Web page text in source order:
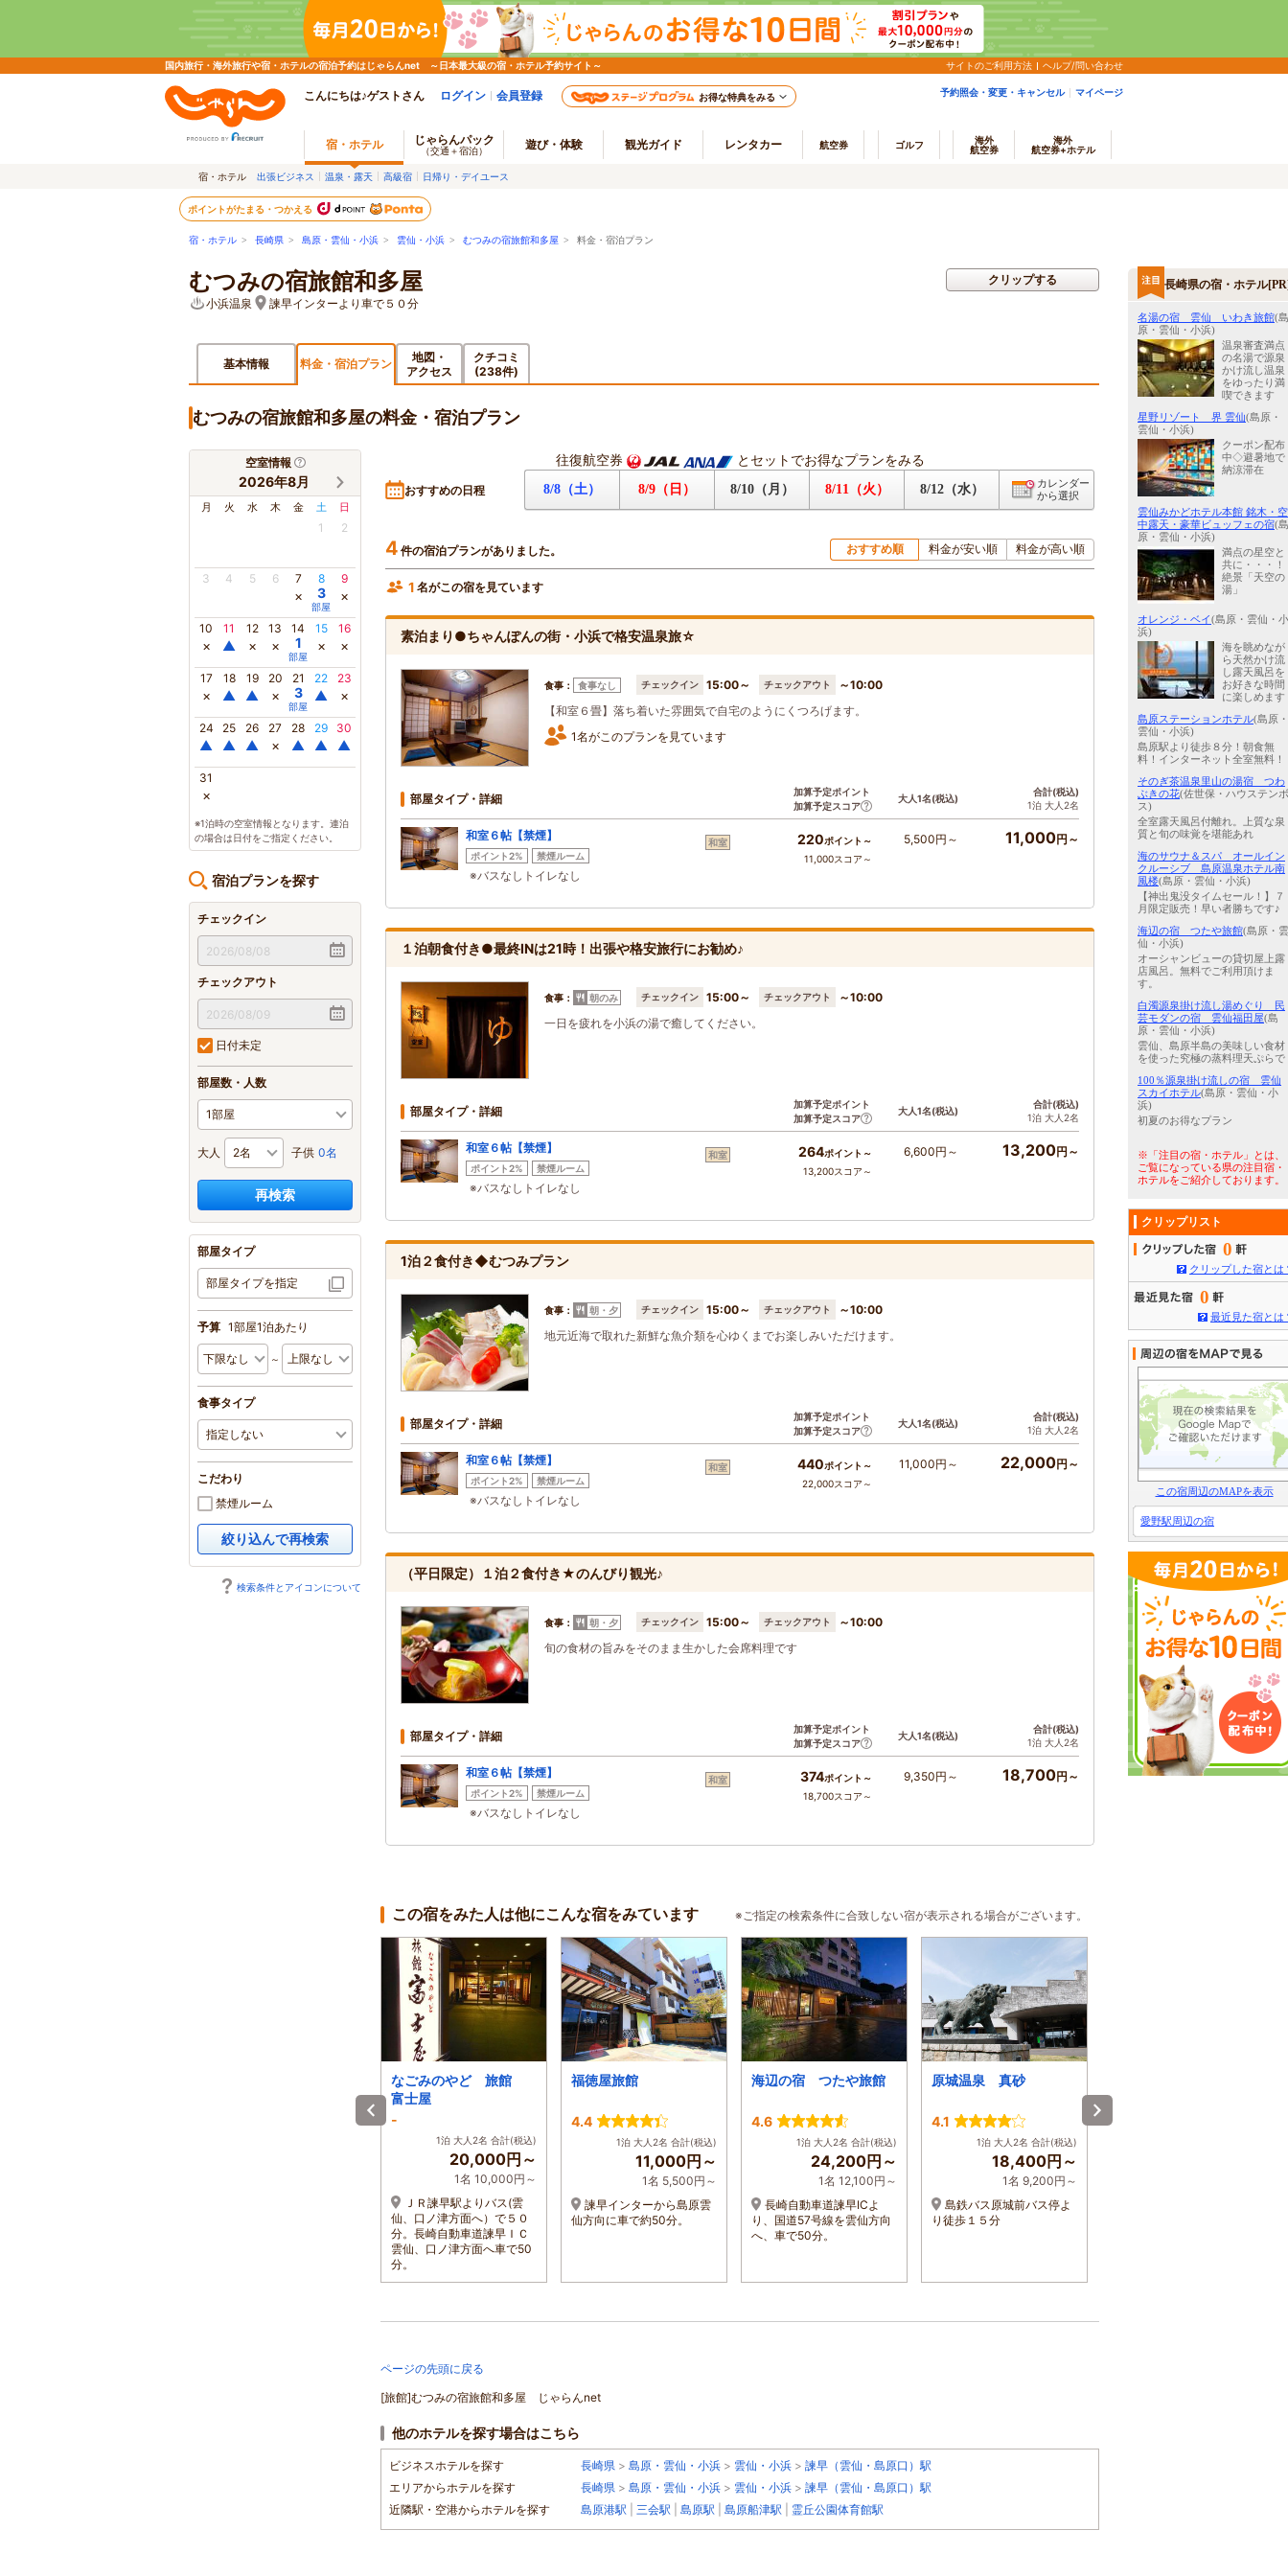
国内旅行・海外旅行や宿・ホテルの宿泊予約はじゃらんnet ～日本最大級の宿・ホテル予約サイト～ サイトのご利用方法 ヘルプ/問い合わせ
こんにちは♪ゲストさん ログイン 会員登録 お得な特典をみる 予約照会・変更・キャンセル マイページ
宿・ホテル じゃらんパック
（交通＋宿泊） 遊び・体験 観光ガイド レンタカー 航空券 ゴルフ
海外
航空券
海外
航空券+ホテル
宿・ホテル 出張ビジネス 温泉・露天 高級宿 日帰り・デイユース
ポイントがたまる・つかえる
宿・ホテル > 長崎県 > 島原・雲仙・小浜 > 雲仙・小浜 > むつみの宿旅館和多屋 > 料金・宿泊プラン
むつみの宿旅館和多屋
小浜温泉 諫早インターより車で５０分
クリップする
基本情報 料金・宿泊プラン
地図・
アクセス
クチコミ
(238件)
むつみの宿旅館和多屋の料金・宿泊プラン
空室情報
2026年8月
月 火 水 木 金 土 日
1 2
3 4 5 6 7
×
8
3
部屋
9
×
10
×
11
▲
12
×
13
×
14
1
部屋
15
×
16
×
17
×
18
▲
19
▲
20
×
21
3
部屋
22
▲
23
×
24
▲
25
▲
26
▲
27
×
28
▲
29
▲
30
▲
31
×
※1泊時の空室情報となります。連泊
の場合は日付をご指定ください。
宿泊プランを探す
チェックイン
チェックアウト
日付未定
部屋数・人数
大人 子供 0名
再検索
部屋タイプ
部屋タイプを指定
予算 1部屋1泊あたり
～
食事タイプ
こだわり
禁煙ルーム
絞り込んで再検索
検索条件とアイコンについて
往復航空券 とセットでお得なプランをみる
おすすめの日程 8/8（土） 8/9（日） 8/10（月） 8/11（火） 8/12（水）
カレンダー
から選択
4 件の宿泊プランがありました。 おすすめ順 料金が安い順 料金が高い順
1 名がこの宿を見ています
素泊まり●ちゃんぽんの街・小浜で格安温泉旅☆
食事： 食事なし チェックイン 15:00～ チェックアウト
～10:00
【和室６畳】落ち着いた雰囲気で自宅のようにくつろげます。
1名がこのプランを見ています
部屋タイプ・詳細
加算予定ポイント
加算予定スコア
大人1名(税込)
合計(税込)
1泊 大人2名
和室６帖【禁煙】
ポイント2% 禁煙ルーム
※バスなしトイレなし
和室 220ポイント～
11,000スコア～
5,500円～ 11,000円～
１泊朝食付き●最終INは21時！出張や格安旅行にお勧め♪
食事： 朝のみ チェックイン 15:00～ チェックアウト
～10:00
一日を疲れを小浜の湯で癒してください。
部屋タイプ・詳細
加算予定ポイント
加算予定スコア
大人1名(税込)
合計(税込)
1泊 大人2名
和室６帖【禁煙】
ポイント2% 禁煙ルーム
※バスなしトイレなし
和室 264ポイント～
13,200スコア～
6,600円～ 13,200円～
1泊２食付き◆むつみプラン
食事： 朝・夕 チェックイン 15:00～ チェックアウト
～10:00
地元近海で取れた新鮮な魚介類を心ゆくまでお楽しみいただけます。
部屋タイプ・詳細
加算予定ポイント
加算予定スコア
大人1名(税込)
合計(税込)
1泊 大人2名
和室６帖【禁煙】
ポイント2% 禁煙ルーム
※バスなしトイレなし
和室 440ポイント～
22,000スコア～
11,000円～ 22,000円～
（平日限定）１泊２食付き★のんびり観光♪
食事： 朝・夕 チェックイン 15:00～ チェックアウト
～10:00
旬の食材の旨みをそのまま生かした会席料理です
部屋タイプ・詳細
加算予定ポイント
加算予定スコア
大人1名(税込)
合計(税込)
1泊 大人2名
和室６帖【禁煙】
ポイント2% 禁煙ルーム
※バスなしトイレなし
和室 374ポイント～
18,700スコア～
9,350円～ 18,700円～
この宿をみた人は他にこんな宿をみています ※ご指定の検索条件に合致しない宿が表示される場合がございます。
なごみのやど 旅館
富士屋
-
1泊 大人2名 合計(税込)
20,000円～
1名 10,000円～
ＪＲ諫早駅よりバス(雲
仙、口ノ津方面へ）で５０
分。長崎自動車道諫早ＩＣ
雲仙、口ノ津方面へ車で50
分。
福徳屋旅館
4.4
1泊 大人2名 合計(税込)
11,000円～
1名 5,500円～
諫早インターから島原雲
仙方向に車で約50分。
海辺の宿 つたや旅館
4.6
1泊 大人2名 合計(税込)
24,200円～
1名 12,100円～
長崎自動車道諫早ICよ
り、国道57号線を雲仙方向
へ、車で50分。
原城温泉 真砂
4.1
1泊 大人2名 合計(税込)
18,400円～
1名 9,200円～
島鉄バス原城前バス停よ
り徒歩１５分
4.7
ページの先頭に戻る
[旅館]むつみの宿旅館和多屋 じゃらんnet
他のホテルを探す場合はこちら
ビジネスホテルを探す 長崎県 > 島原・雲仙・小浜 > 雲仙・小浜 > 諫早（雲仙・島原口）駅
エリアからホテルを探す
長崎県 > 島原・雲仙・小浜 > 雲仙・小浜 > 諫早（雲仙・島原口）駅
近隣駅・空港からホテルを探す
島原港駅 三会駅 島原駅 島原船津駅 霊丘公園体育館駅
長崎県の宿・ホテル
名湯の宿 雲仙 いわき旅館(島
原・雲仙・小浜)
温泉審査満点
の名湯で源泉
かけ流し温泉
をゆったり満
喫できます
星野リゾート 界 雲仙(島原・
雲仙・小浜)
クーポン配布
中◇避暑地で
納涼滞在
雲仙みかどホテル本館 銘木・空
中露天・豪華ビュッフェの宿(島
原・雲仙・小浜)
満点の星空と
共に・・・！
絶景「天空の
湯」
オレンジ・ベイ(島原・雲仙・小
浜)
海を眺めなが
ら天然かけ流
し露天風呂を
お好きな時間
に楽しめます
島原ステーションホテル(島原・
雲仙・小浜)
島原駅より徒歩８分！朝食無
料！インターネット全室無料！
そのぎ茶温泉里山の湯宿 つわ
ぶきの花(佐世保・ハウステンボ
ス)
全室露天風呂付離れ。上質な泉
質と旬の味覚を堪能あれ
海のサウナ＆スパ オールイン
クルーシブ 島原温泉ホテル南
風楼(島原・雲仙・小浜)
【神出鬼没タイムセール！】７
月限定販売！早い者勝ちです♪
海辺の宿 つたや旅館(島原・雲
仙・小浜)
オーシャンビューの貸切屋上露
店風呂。無料でご利用頂けま
す。
白濁源泉掛け流し湯めぐり 民
芸モダンの宿 雲仙福田屋(島
原・雲仙・小浜)
雲仙、島原半島の美味しい食材
を使った究極の蒸料理天ぷらで
100％源泉掛け流しの宿 雲仙
スカイホテル(島原・雲仙・小
浜)
初夏のお得なプラン
※「注目の宿・ホテル」とは、
ご覧になっている県の注目宿・
ホテルをご紹介しております。
クリップリスト
0
クリップした宿とは
0
最近見た宿とは
この宿周辺のMAPを表示
愛野駅周辺の宿